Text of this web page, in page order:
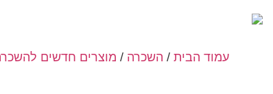
עמוד הבית / השכרה / מוצרים חדשים